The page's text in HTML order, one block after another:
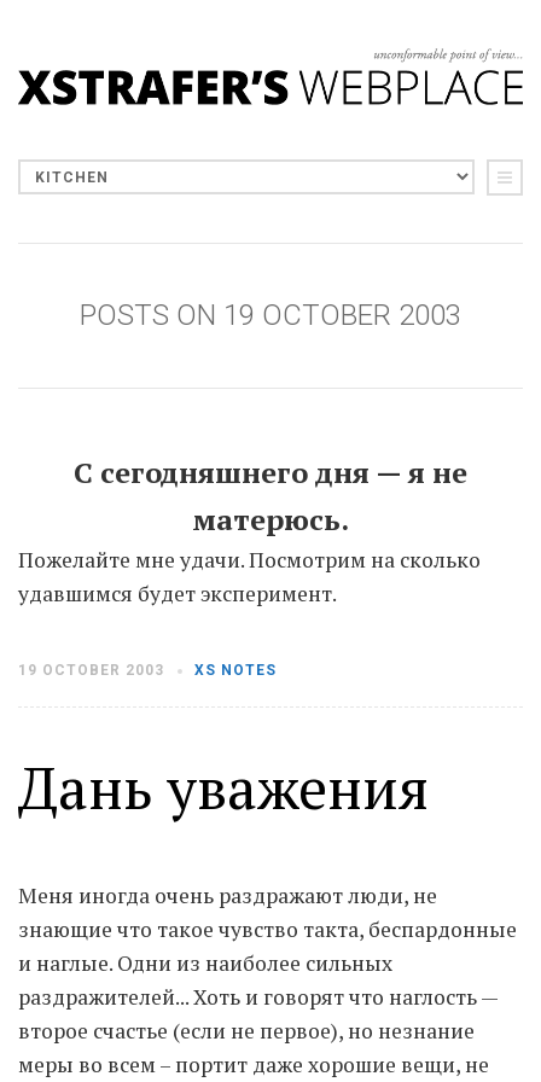
POSTS ON 19 OCTOBER 2003
С сегодняшнего дня — я не
матерюсь.
Пожелайте мне удачи. Посмотрим на сколько
удавшимся будет эксперимент.
19 OCTOBER 2003 XS NOTES
Дань уважения
Меня иногда очень раздражают люди, не
знающие что такое чувство такта, беспардонные
и наглые. Одни из наиболее сильных
раздражителей... Хоть и говорят что наглость —
второе счастье (если не первое), но незнание
меры во всем – портит даже хорошие вещи, не
Moldova sightseeings
To-Do
Wishlist
75mm/f1.2(17) 85/1.4D(15)
automotive(22) Balti(32) D800(88)
drone(19) fujifilm(28) hobby
homestudio(16) howto(17)
Internet (43) Kate(56) kitchen(27)
mavic2pro(20) MavicXS(13)